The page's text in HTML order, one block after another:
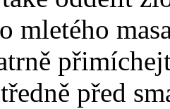
mletého
před